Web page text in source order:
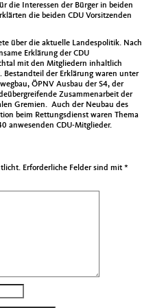
die Interessen der Bürger in beiden
die beiden CDU Vorsitzenden
über die aktuelle Landespolitik. Nach
Erklärung der CDU
mit den Mitgliedern inhaltlich
der Erklärung waren unter
ÖPNV Ausbau der S4, der
Zusammenarbeit der
Gremien. Auch der Neubau des
beim Rettungsdienst waren Thema
anwesenden CDU-Mitglieder.
Erforderliche Felder sind mit *